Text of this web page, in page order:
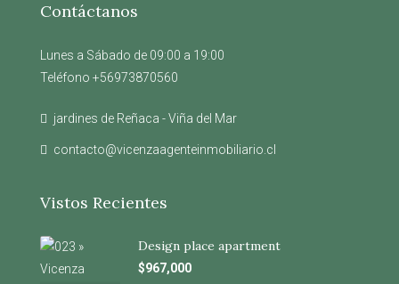
Contáctanos
Lunes a Sábado de 09:00 a 19:00
Teléfono +56973870560
jardines de Reñaca - Viña del Mar
contacto@vicenzaagenteinmobiliario.cl
Vistos Recientes
Design place apartment
$967,000